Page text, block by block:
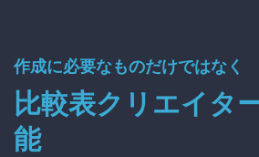
作成に必要なものだけではなく
比較表クリエイタ
能